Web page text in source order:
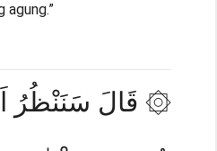
agung.”
۞ قَالَ سَنَنْظُرُ